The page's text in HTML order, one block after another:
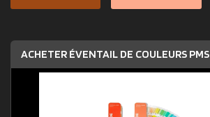
ACHETER ÉVENTAIL DE COULEURS PMS